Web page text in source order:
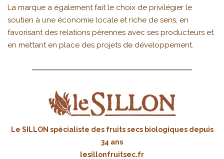
La marque a également fait le choix de privilégier le
soutien à une économie locale et riche de sens, en
favorisant des relations pérennes avec ses producteurs et
en mettant en place des projets de développement.
Le SILLON spécialiste des fruits secs biologiques depuis
34 ans
lesillonfruitsec.fr